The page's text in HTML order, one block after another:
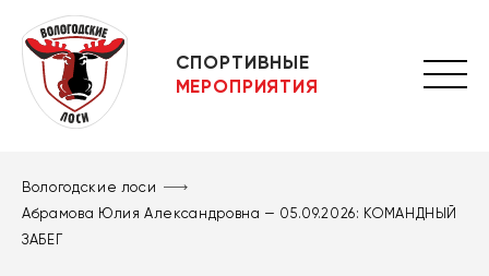
СПОРТИВНЫЕ
МЕРОПРИЯТИЯ
Вологодские лоси
Абрамова Юлия Александровна — 05.09.2026: КОМАНДНЫЙ
ЗАБЕГ